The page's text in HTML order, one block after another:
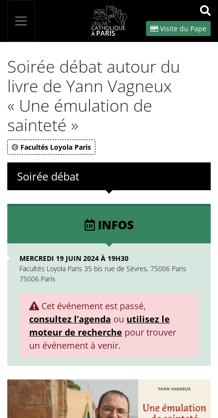
OK
Visite du Pape
Soirée débat autour du
livre de Yann Vagneux
« Une émulation de
sainteté »
Facultés Loyola Paris
Soirée débat
INFOS
MERCREDI 19 JUIN 2024 À 19H30
Facultés Loyola Paris 35 bis rue de Sèvres, 75006 Paris
75006 Paris
Cet événement est passé,
consultez l’agenda ou utilisez le
moteur de recherche pour trouver
un événement à venir.
Panneau de gestion des cookies